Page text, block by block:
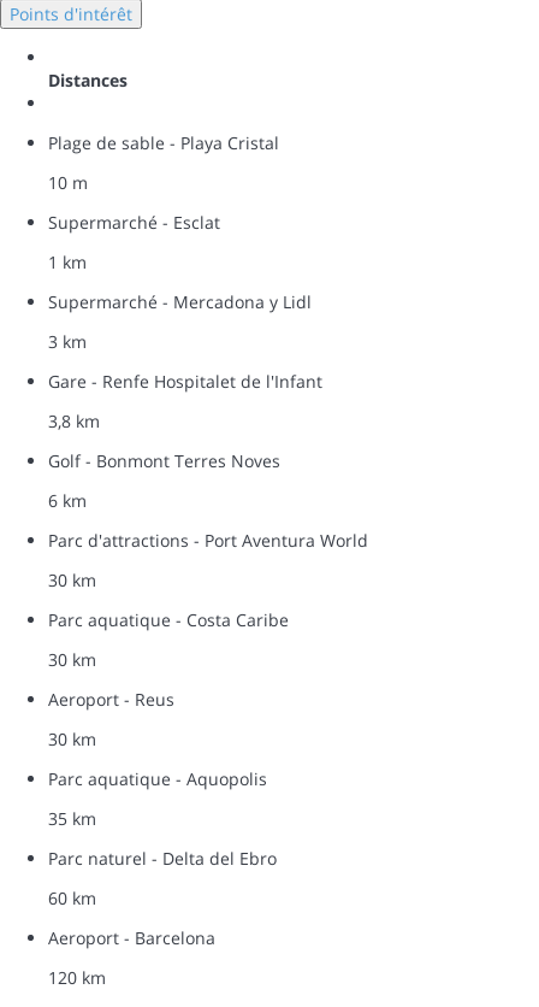
Points d'intérêt
Distances
Plage de sable - Playa Cristal
10 m
Supermarché - Esclat
1 km
Supermarché - Mercadona y Lidl
3 km
Gare - Renfe Hospitalet de l'Infant
3,8 km
Golf - Bonmont Terres Noves
6 km
Parc d'attractions - Port Aventura World
30 km
Parc aquatique - Costa Caribe
30 km
Aeroport - Reus
30 km
Parc aquatique - Aquopolis
35 km
Parc naturel - Delta del Ebro
60 km
Aeroport - Barcelona
120 km